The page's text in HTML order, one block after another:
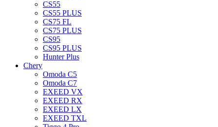
CS55
CS55 PLUS
CS75 FL
CS75 PLUS
CS95
CS95 PLUS
Hunter Plus
Chery
Omoda C5
Omoda C7
EXEED VX
EXEED RX
EXEED LX
EXEED TXL